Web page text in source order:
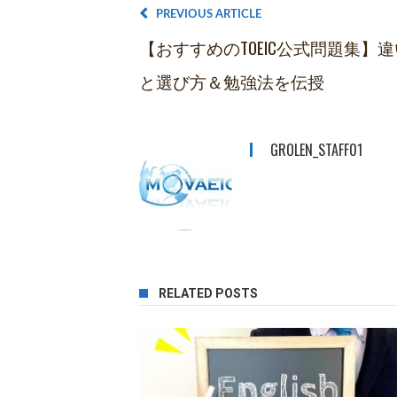
PREVIOUS ARTICLE
【おすすめのTOEIC公式問題集】
と選び方＆勉強法を伝授
GROLEN_STAFF01
RELATED POSTS